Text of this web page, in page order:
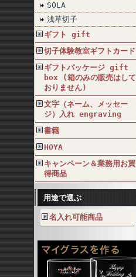
SOLA
浅草切子
ギフト gift
切子体験教室ギフトカード
ギフトパッケージ gift
box (箱のみの販売はして
おりません)
文字（ネーム、メッセー
ジ）入れ engraving
書籍
HOYA
キャンペーン＆業務用お買
得商品
用途で選ぶ
名入れ可能商品